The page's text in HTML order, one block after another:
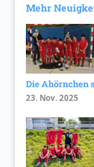
Mehr
Die Ahörnchen
23. Nov. 2025